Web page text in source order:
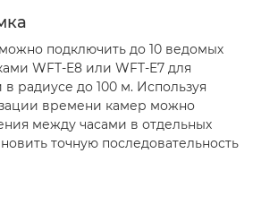
подключить до 10 ведомых
WFT-E8 или WFT-E7 для
радиусе до 100 м. Используя
времени камер можно
между часами в отдельных
точную последовательность